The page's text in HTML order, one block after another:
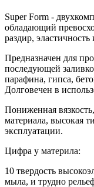
Super Form -
обладающий
раздир,
Предназначен для
последующей
парафина, гипса,
Долговечен в
Пониженная
материала, высокая
эксплуатации.
Цифра у материла:
10 твердость
мыла, и трудно